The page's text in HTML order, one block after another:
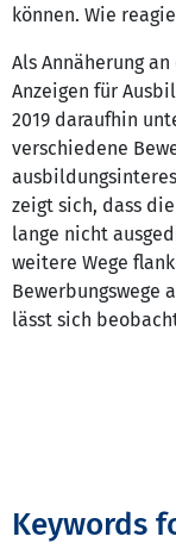
können. Wie
Als Annäherung
Anzeigen für
2019 daraufhin
verschiedene
zeigt sich, dass
lange nicht
weitere Wege
Bewerbungswege
lässt sich
Keywords